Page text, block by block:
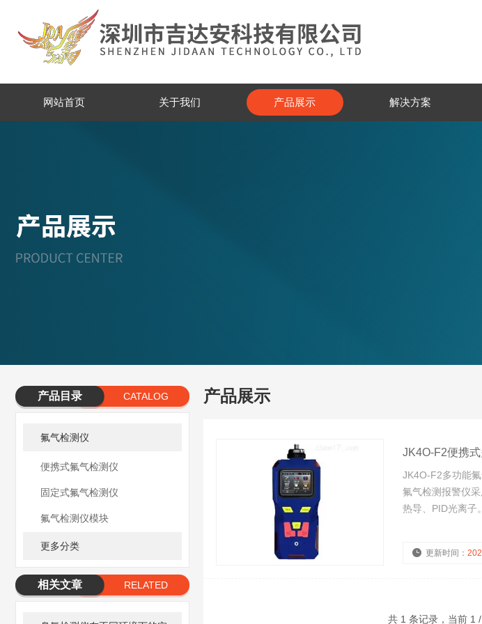
网站首页 关于我们 产品展示 解决方案
产品目录 CATALOG
氟气检测仪
便携式氟气检测仪
固定式氟气检测仪
氟气检测仪模块
更多分类
相关文章
RELATED
产品展示
JK4O-F2便携
JK4O-F2多功能
氟气检测报警仪
热导、PID光离子
更新时间：
共 1 条记录，当前